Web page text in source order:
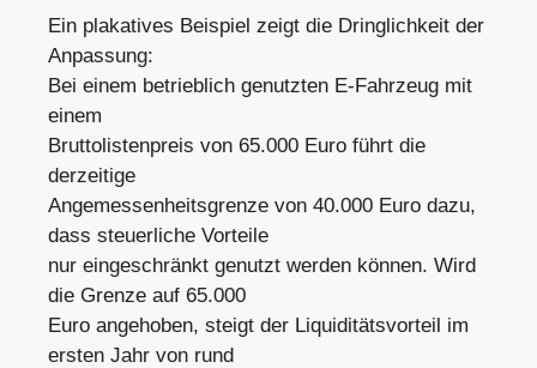
Ein plakatives Beispiel zeigt die Dringlichkeit der
Anpassung:
Bei einem betrieblich genutzten E-Fahrzeug mit
einem
Bruttolistenpreis von 65.000 Euro führt die
derzeitige
Angemessenheitsgrenze von 40.000 Euro dazu,
dass steuerliche Vorteile
nur eingeschränkt genutzt werden können. Wird
die Grenze auf 65.000
Euro angehoben, steigt der Liquiditätsvorteil im
ersten Jahr von rund